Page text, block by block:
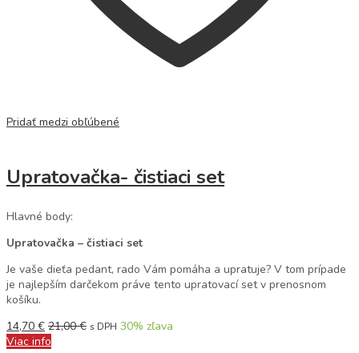
Pridať medzi obľúbené
Upratovačka- čistiaci set
Hlavné body:
Upratovačka – čistiaci set
Je vaše dieťa pedant, rado Vám pomáha a upratuje? V tom prípade
je najlepším darčekom práve tento upratovací set v prenosnom
košíku.
14,70 € 21,00€ s DPH 30% zľava
Viac info